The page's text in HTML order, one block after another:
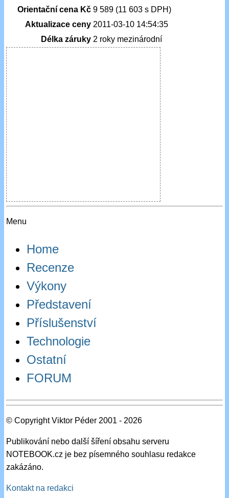
Orientační cena Kč 9 589 (11 603 s DPH)
Aktualizace ceny 2011-03-10 14:54:35
Délka záruky 2 roky mezinárodní
Menu
Home
Recenze
Výkony
Představení
Příslušenství
Technologie
Ostatní
FORUM
© Copyright Viktor Péder 2001 - 2026
Publikování nebo další šíření obsahu serveru
NOTEBOOK.cz je bez písemného souhlasu redakce
zakázáno.
Kontakt na redakci